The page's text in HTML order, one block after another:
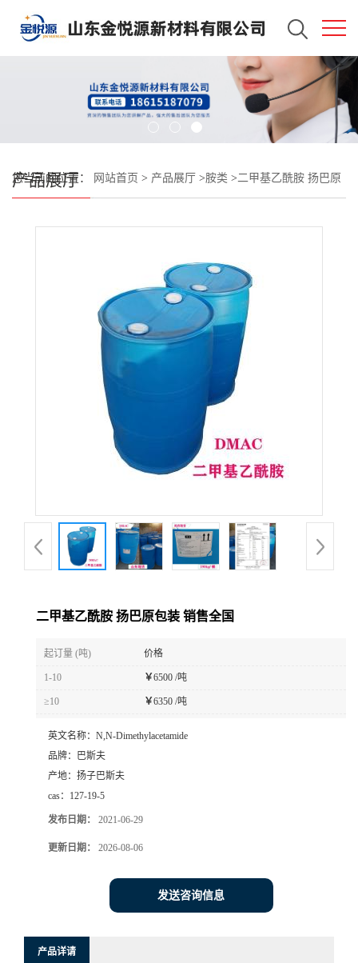
产品展厅
您当前的位置： 网站首页 > 产品展厅 >胺类 > 二甲基乙酰胺 扬巴原
二甲基乙酰胺 扬巴原包装 销售全国
起订量 (吨) 价格
1-10 ￥6500 /吨
≥10 ￥6350 /吨
英文名称： N,N-Dimethylacetamide
品牌：
巴斯夫
产地： 扬子巴斯夫
cas： 127-19-5
发布日期： 2021-06-29
更新日期： 2026-08-06
发送咨询信息
产品详请